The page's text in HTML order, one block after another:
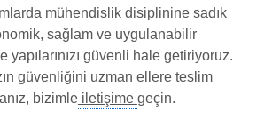
mühendislik disiplinine sadık
sağlam ve uygulanabilir
yapılarınızı güvenli hale getiriyoruz.
güvenliğini uzman ellere teslim
bizimleiletişime geçin.